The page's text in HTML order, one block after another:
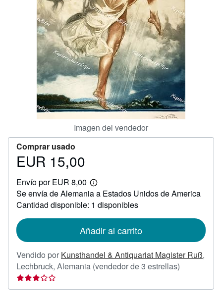
CERRAR
Imagen del vendedor
Comprar usado
Precio
15,00
EUR 15,00
Envío por EUR 8,00
Más
información
sobre
las
envío
Se envía de Alemania a Estados Unidos de America
Cantidad disponible: 1 disponibles
Añadir al carrito
Vendido por Kunsthandel & Antiquariat Magister Ruß,
Lechbruck, Alemania (vendedor de 3 estrellas)
vendedor: